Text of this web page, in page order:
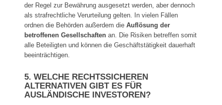
der Regel zur Bewährung ausgesetzt werden, aber dennoch
als strafrechtliche Verurteilung gelten. In vielen Fällen
ordnen die Behörden außerdem dieAuflösung der
betroffenen Gesellschaften an. Die Risiken betreffen somit
alle Beteiligten und können die Geschäftstätigkeit dauerhaft
beeinträchtigen.
5. WELCHE RECHTSSICHEREN
ALTERNATIVEN GIBT ES FÜR
AUSLÄNDISCHE INVESTOREN?